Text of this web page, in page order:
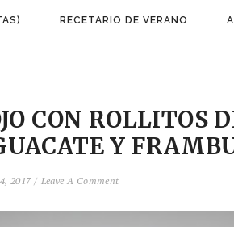
RECETARIO DE VERANO
CON ROLLITOS
Y
2017 / Leave A Comment